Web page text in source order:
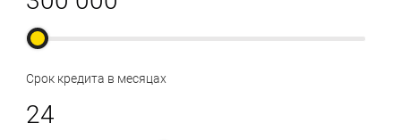
Срок кредита в месяцах